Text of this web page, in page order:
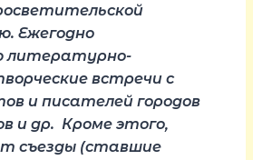
Ежегодно
литературно-
встречи с
и писателей городов
и др. Кроме этого,
съезды (ставшие